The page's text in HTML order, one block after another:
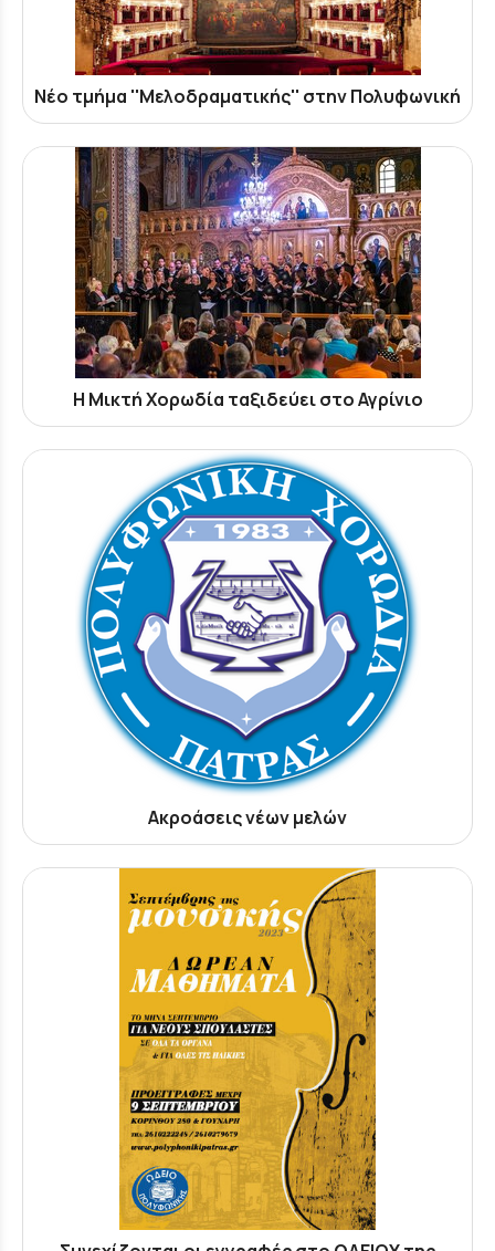
Νέο τμήμα ''Μελοδραματικής'' στην Πολυφωνική
Η Μικτή Χορωδία ταξιδεύει στο Αγρίνιο
Ακροάσεις νέων μελών